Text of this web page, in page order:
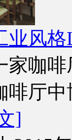
业风
家咖
啡厅
]